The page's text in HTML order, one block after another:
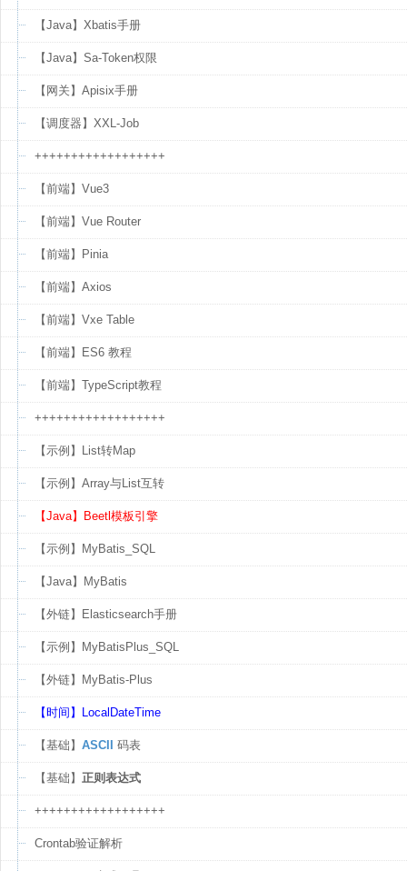
【Java】Xbatis手册
【Java】Sa-Token权限
【网关】Apisix手册
【调度器】XXL-Job
++++++++++++++++++
【前端】Vue3
【前端】Vue Router
【前端】Pinia
【前端】Axios
【前端】Vxe Table
【前端】ES6 教程
【前端】TypeScript教程
++++++++++++++++++
【示例】List转Map
【示例】Array与List互转
【Java】Beetl模板引擎
【示例】MyBatis_SQL
【Java】MyBatis
【外链】Elasticsearch手册
【示例】MyBatisPlus_SQL
【外链】MyBatis-Plus
【时间】LocalDateTime
【基础】 ASCII 码表
【基础】 正则表达式
++++++++++++++++++
Crontab验证解析